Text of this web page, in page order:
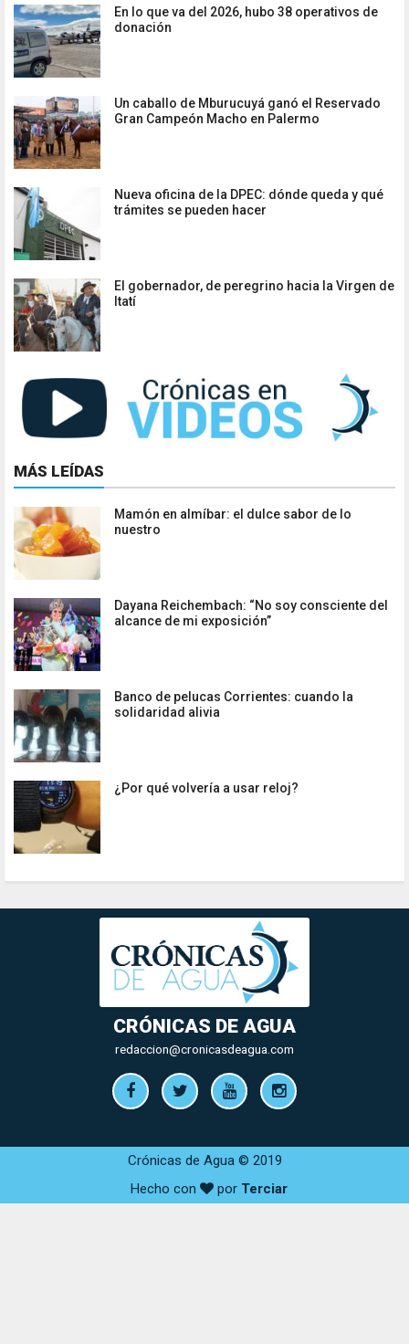
En lo que va del 2026, hubo 38 operativos de
donación
Un caballo de Mburucuyá ganó el Reservado
Gran Campeón Macho en Palermo
Nueva oficina de la DPEC: dónde queda y qué
trámites se pueden hacer
El gobernador, de peregrino hacia la Virgen de
Itatí
MÁS LEÍDAS
Mamón en almíbar: el dulce sabor de lo
nuestro
Dayana Reichembach: “No soy consciente del
alcance de mi exposición”
Banco de pelucas Corrientes: cuando la
solidaridad alivia
¿Por qué volvería a usar reloj?
CRÓNICAS DE AGUA
redaccion@cronicasdeagua.com
Crónicas de Agua © 2019
Hecho con
por Terciar